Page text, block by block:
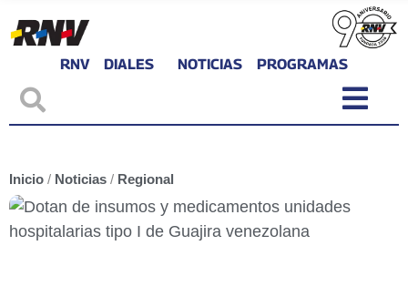
RNV DIALES NOTICIAS PROGRAMAS
Inicio / Noticias / Regional